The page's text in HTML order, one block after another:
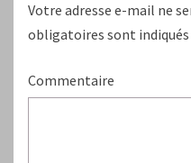
Votre adresse e-mail ne
obligatoires sont indiqués
Commentaire